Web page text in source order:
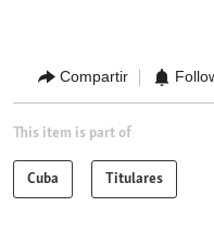
Compartir
This item is part of
Cuba Titulares